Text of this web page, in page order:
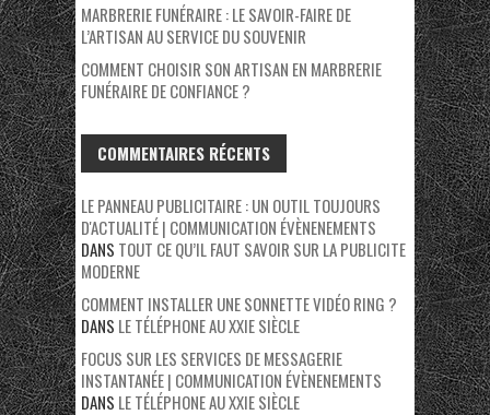
MARBRERIE FUNÉRAIRE : LE SAVOIR-FAIRE DE
L’ARTISAN AU SERVICE DU SOUVENIR
COMMENT CHOISIR SON ARTISAN EN MARBRERIE
FUNÉRAIRE DE CONFIANCE ?
COMMENTAIRES RÉCENTS
LE PANNEAU PUBLICITAIRE : UN OUTIL TOUJOURS
D'ACTUALITÉ | COMMUNICATION ÉVÈNENEMENTS
DANS TOUT CE QU’IL FAUT SAVOIR SUR LA PUBLICITE
MODERNE
COMMENT INSTALLER UNE SONNETTE VIDÉO RING ?
DANS LE TÉLÉPHONE AU XXIE SIÈCLE
FOCUS SUR LES SERVICES DE MESSAGERIE
INSTANTANÉE | COMMUNICATION ÉVÈNENEMENTS
DANS LE TÉLÉPHONE AU XXIE SIÈCLE